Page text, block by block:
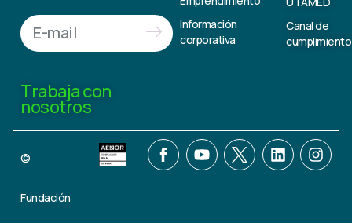
Trabaja con
nosotros
Información
corporativa
Canal de
cumplimiento
©
Fundación